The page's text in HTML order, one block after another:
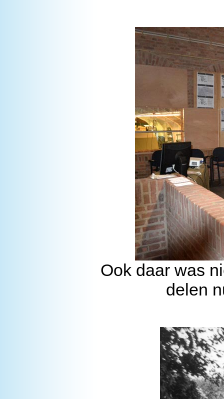
Ook daar was
delen